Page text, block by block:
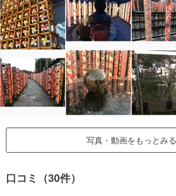
写真・動画をもっとみる
口コミ（30件）